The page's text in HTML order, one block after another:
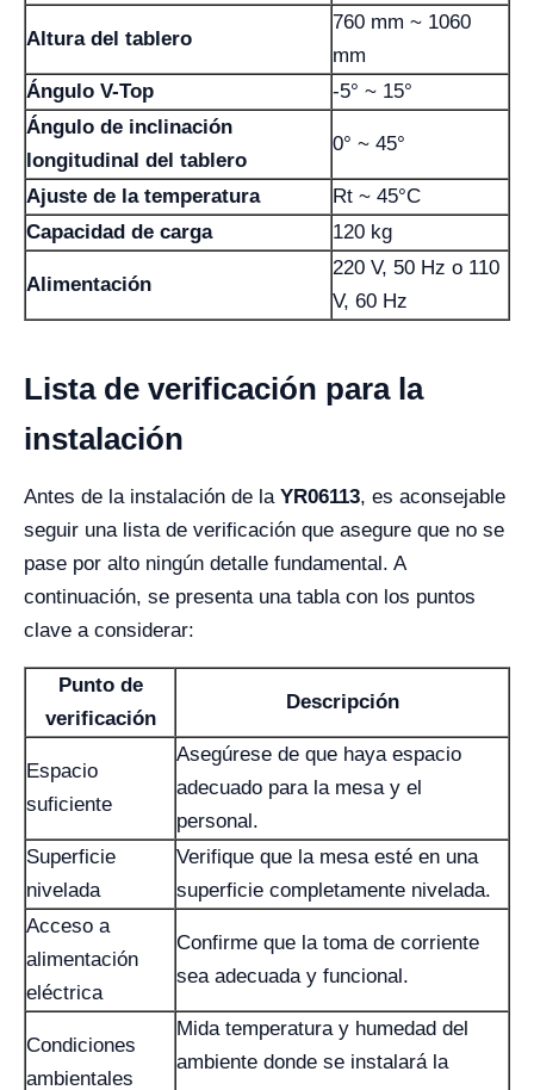
Altura del tablero
760 mm ~ 1060
mm
Ángulo V-Top
-5° ~ 15°
Ángulo de inclinación
longitudinal del tablero
0° ~ 45°
Ajuste de la temperatura
Rt ~ 45°C
Capacidad de carga
120 kg
Alimentación
220 V, 50 Hz o 110
V, 60 Hz
Lista de verificación para la
instalación
Antes de la instalación de la YR06113, es aconsejable
seguir una lista de verificación que asegure que no se
pase por alto ningún detalle fundamental. A
continuación, se presenta una tabla con los puntos
clave a considerar:
Punto de
verificación
Descripción
Espacio
suficiente
Asegúrese de que haya espacio
adecuado para la mesa y el
personal.
Superficie
nivelada
Verifique que la mesa esté en una
superficie completamente nivelada.
Acceso a
alimentación
eléctrica
Confirme que la toma de corriente
sea adecuada y funcional.
Condiciones
ambientales
Mida temperatura y humedad del
ambiente donde se instalará la